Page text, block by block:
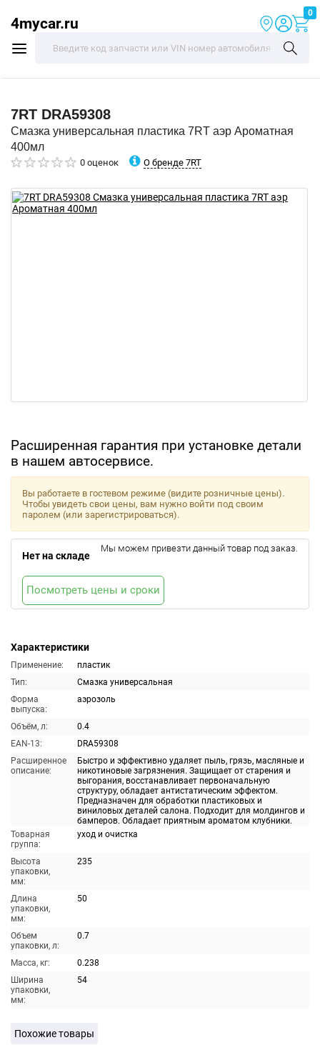
4mycar.ru
0
7RT DRA59308
Смазка универсальная пластика 7RT аэр Ароматная
400мл
0 оценок О бренде 7RT
Расширенная гарантия при установке детали
в нашем автосервисе.
Характеристики
Применение:
пластик
Тип:
Смазка универсальная
Форма
выпуска:
аэрозоль
Объём, л:
0.4
EAN-13:
DRA59308
Расширенное
описание:
Быстро и эффективно удаляет пыль, грязь, масляные и
никотиновые загрязнения. Защищает от старения и
выгорания, восстанавливает первоначальную
структуру, обладает антистатическим эффектом.
Предназначен для обработки пластиковых и
виниловых деталей салона. Подходит для молдингов и
бамперов. Обладает приятным ароматом клубники.
Товарная
группа:
уход и очистка
Высота
упаковки,
мм:
235
Длина
упаковки,
мм:
50
Объем
упаковки, л:
0.7
Масса, кг:
0.238
Ширина
упаковки,
мм:
54
Вы работаете в гостевом режиме (видите розничные цены).
Чтобы увидеть свои цены, вам нужно войти под своим
паролем (или зарегистрироваться).
Нет на складе
Мы можем привезти данный товар под заказ.
Посмотреть цены и сроки
Похожие товары